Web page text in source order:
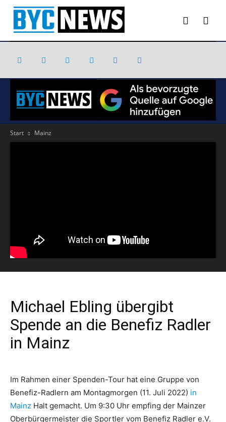
Start Mainz
Michael Ebling übergibt
Spende an die Benefiz Radler
in Mainz
Im Rahmen einer Spenden-Tour hat eine Gruppe von
Benefiz-Radlern am Montagmorgen (11. Juli 2022) in
Mainz Halt gemacht. Um 9:30 Uhr empfing der Mainzer
Oberbürgermeister die Sportler vom Benefiz Radler e.V.